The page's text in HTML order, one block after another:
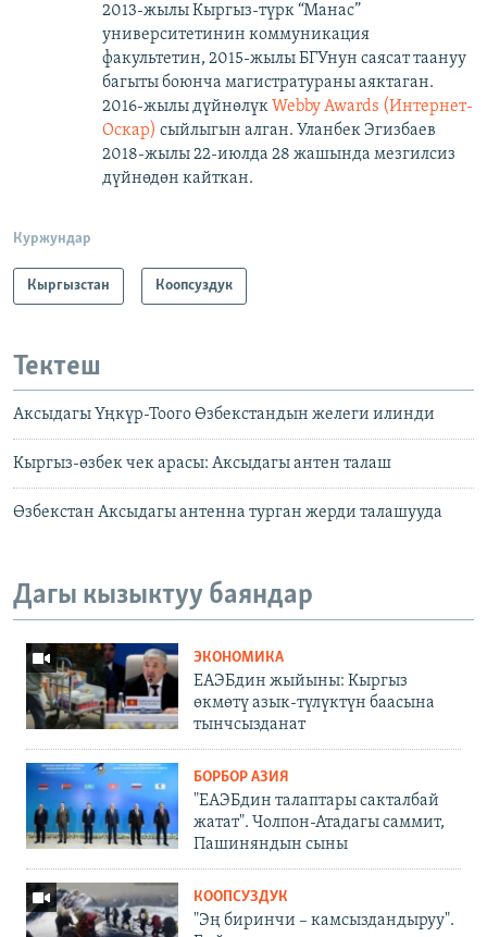
2013-жылы Кыргыз-түрк “Манас”
университетинин коммуникация
факультетин, 2015-жылы БГУнун саясат таануу
багыты боюнча магистратураны аяктаган.
2016-жылы дүйнөлүк Webby Awards (Интернет-
Оскар) сыйлыгын алган. Уланбек Эгизбаев
2018-жылы 22-июлда 28 жашында мезгилсиз
дүйнөдөн кайткан.
Куржундар
Кыргызстан Коопсуздук
Тектеш
Аксыдагы Үңкүр-Тоого Өзбекстандын желеги илинди
Кыргыз-өзбек чек арасы: Аксыдагы антен талаш
Өзбекстан Аксыдагы антенна турган жерди талашууда
Дагы кызыктуу баяндар
ЭКОНОМИКА
ЕАЭБдин жыйыны: Кыргыз
өкмөтү азык-түлүктүн баасына
тынчсызданат
БОРБОР АЗИЯ
"ЕАЭБдин талаптары сакталбай
жатат". Чолпон-Атадагы саммит,
Пашиняндын сыны
КООПСУЗДУК
"Эң биринчи – камсыздандыруу".